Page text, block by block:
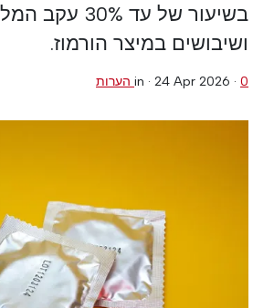
בשיעור של עד
ושיבושים במיצר הורמוז.
in · 24 Apr 2026 · 0 הערות